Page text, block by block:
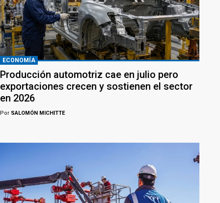
ECONOMÍA
Producción automotriz cae en julio pero
exportaciones crecen y sostienen el sector
en 2026
Por SALOMÓN MICHITTE